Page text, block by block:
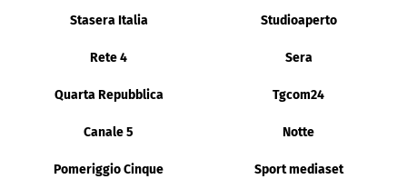
Stasera Italia Studioaperto
Rete 4 Sera
Quarta Repubblica Tgcom24
Canale 5 Notte
Pomeriggio Cinque Sport mediaset